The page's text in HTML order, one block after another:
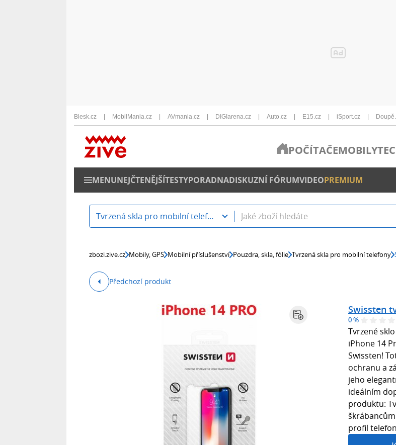
Blesk.cz MobilMania.cz AVmania.cz DIGIarena.cz Auto.cz E15.cz iSport.cz
POČÍTAČEMOBILY
MENUNEJČTENĚJŠÍTESTYPORADNADISKUZNÍ FÓRUMVIDEOPREMIUM
Tvrzená skla pro mobilní telefony
zbozi.zive.cz Mobily, GPS Mobilní příslušenství Pouzdra, skla, fólie Tvrzená skla pro mobilní telefony
Předchozí produkt
Swissten
0 %
Tvrzené
iPhone 14
Swissten!
ochranu a
jeho
ideálním
produktu:
profil